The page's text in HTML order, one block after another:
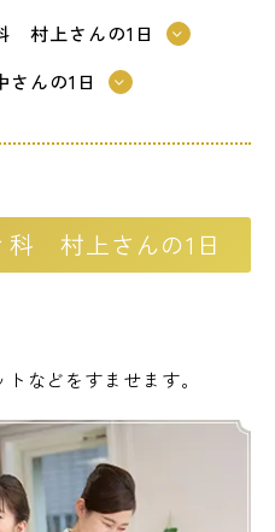
新情報をCHECK !
村上さんの1日
んの1日
科 村上さんの1日
などをすませます。